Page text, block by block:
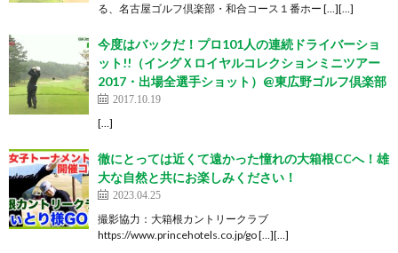
る、名古屋ゴルフ倶楽部・和合コース１番ホー […][…]
今度はバックだ！プロ101人の連続ドライバーショ
ット!!（イングＸロイヤルコレクションミニツアー
2017・出場全選手ショット）@東広野ゴルフ倶楽部
2017.10.19
[…]
徹にとっては近くて遠かった憧れの大箱根CCへ！雄
大な自然と共にお楽しみください！
2023.04.25
撮影協力：大箱根カントリークラブ
https://www.princehotels.co.jp/go […][…]